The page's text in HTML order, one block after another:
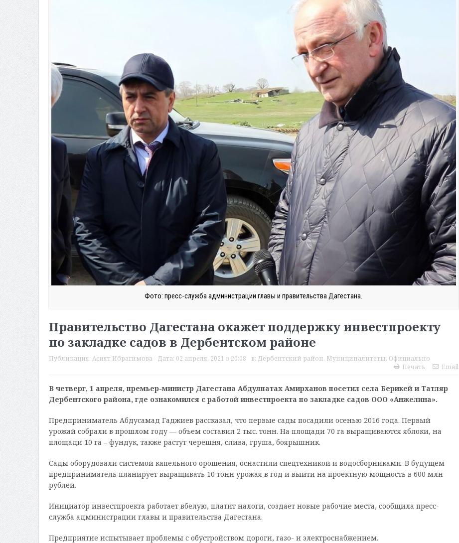
Фото: пресс-служба администрации главы и правительства Дагестана.
Правительство Дагестана окажет поддержку инвестпроекту
по закладке садов в Дербентском районе
Публикация: Асият Ибрагимова Дата: 02 апреля, 2021 в 20:08 в: Дербентский район, Муниципалитеты, Официально
Печать
Email
В четверг, 1 апреля, премьер-министр Дагестана Абдулпатах Амирханов посетил села Берикей и Татляр
Дербентского района, где ознакомился с работой инвестпроекта по закладке садов ООО «Анжелина».
Предприниматель Абдусамад Гаджиев рассказал, что первые сады посадили осенью 2016 года. Первый
урожай собрали в прошлом году — объем составил 2 тыс. тонн. На площади 70 га выращиваются яблоки, на
площади 10 га – фундук, также растут черешня, слива, груша, боярышник.
Сады оборудовали системой капельного орошения, оснастили спецтехникой и водосборниками. В будущем
предприниматель планирует выращивать 10 тонн урожая в год и выйти на проектную мощность в 600 млн
рублей.
Инициатор инвестпроекта работает вбелую, платит налоги, создает новые рабочие места, сообщила пресс-
служба администрации главы и правительства Дагестана.
Предприятие испытывает проблемы с обустройством дороги, газо- и электроснабжением.